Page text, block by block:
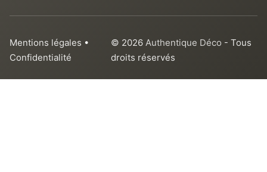
Mentions légales •
Confidentialité
© 2026Authentique Déco - Tous
droits réservés